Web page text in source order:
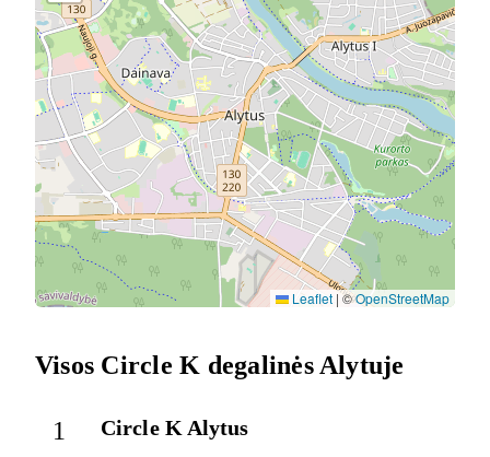
Leaflet |©OpenStreetMap
Visos Circle K degalinės Alytuje
1 Circle K Alytus